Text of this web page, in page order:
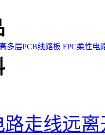
高多层PCB线路板 FPC柔性电
走线远